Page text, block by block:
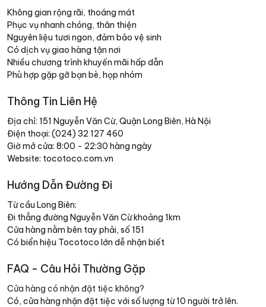
Không gian rộng rãi, thoáng mát
Phục vụ nhanh chóng, thân thiện
Nguyên liệu tươi ngon, đảm bảo vệ sinh
Có dịch vụ giao hàng tận nơi
Nhiều chương trình khuyến mãi hấp dẫn
Phù hợp gặp gỡ bạn bè, họp nhóm
Thông Tin Liên Hệ
Địa chỉ: 151 Nguyễn Văn Cừ, Quận Long Biên, Hà Nội
Điện thoại: (024) 32 127 460
Giờ mở cửa: 8:00 - 22:30 hàng ngày
Website: tocotoco.com.vn
Hướng Dẫn Đường Đi
Từ cầu Long Biên:
Đi thẳng đường Nguyễn Văn Cừ khoảng 1km
Cửa hàng nằm bên tay phải, số 151
Có biển hiệu Tocotoco lớn dễ nhận biết
FAQ - Câu Hỏi Thường Gặp
Cửa hàng có nhận đặt tiệc không?
Có, cửa hàng nhận đặt tiệc với số lượng từ 10 người trở lên.